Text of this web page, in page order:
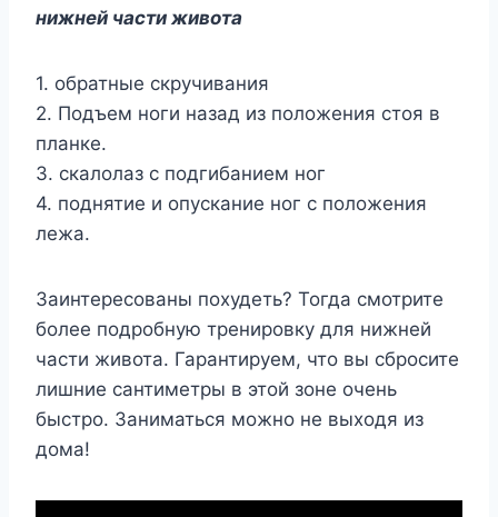
нижней части живота
1. обратные скручивания
2. Подъем ноги назад из положения стоя в
планке.
3. скалолаз с подгибанием ног
4. поднятие и опускание ног с положения
лежа.
Заинтересованы похудеть? Тогда смотрите
более подробную тренировку для нижней
части живота. Гарантируем, что вы сбросите
лишние сантиметры в этой зоне очень
быстро. Заниматься можно не выходя из
дома!